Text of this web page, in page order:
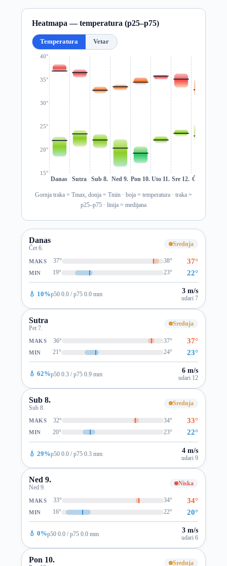
Heatmapa — temperatura (p25–p75)
Temperatura Vetar
15°
20°
25°
30°
35°
40°
Danas Sutra Sub 8. Ned 9. Pon 10. Uto 11. Sre 12. Čet 13.
Gornja traka = Tmax, donja = Tmin · boja = temperatura · traka =
p25–p75 · linija = medijana
Danas
Čet 6.
Srednja
MAKS 37° 38° 37°
MIN 19° 23° 22°
💧 10%p50 0.0 / p75 0.0 mm 3 m/s
udari 7
Sutra
Pet 7.
Srednja
MAKS 36° 37° 37°
MIN 21° 24° 23°
💧 62%p50 0.3 / p75 0.9 mm 6 m/s
udari 12
Sub 8.
Sub 8.
Srednja
MAKS 32° 34° 33°
MIN 20° 23° 22°
💧 29%p50 0.0 / p75 0.3 mm 4 m/s
udari 9
Ned 9.
Ned 9.
Niska
MAKS 33° 34° 34°
MIN 16° 22° 20°
💧 0%p50 0.0 / p75 0.0 mm 3 m/s
udari 6
Pon 10. Srednja